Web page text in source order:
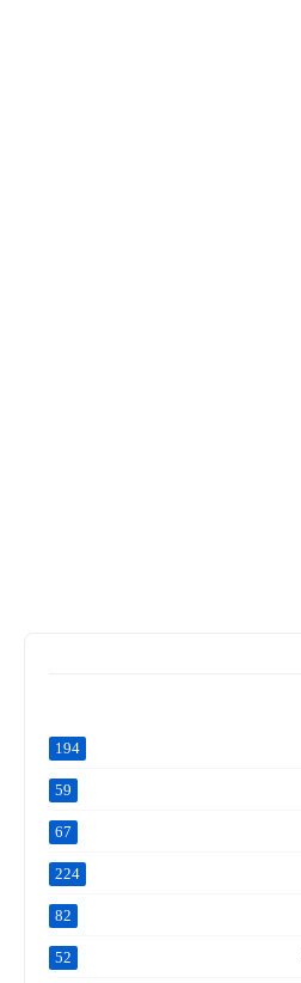
194
59
67
224
82
52